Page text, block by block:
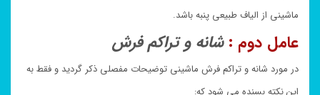
ماشینی از الیاف طبیعی پنبه باشد.
عامل دوم : شانه و تراکم فرش
در مورد شانه و تراکم فرش ماشینی توضیحات مفصلی ذکر گردید و فقط به
این نکته بسنده می شود که: